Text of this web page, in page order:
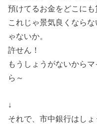
預けてるお金をどこにも
これじゃ景気良くなら
ゃないか。
許せん！
もうしょうがないから
ら～
↓
それで、市中銀行はし